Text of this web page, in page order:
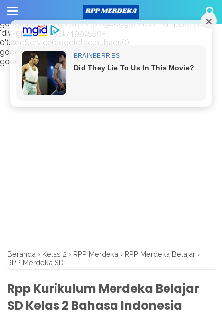
window.googletag = window.googletag || {cmd: []};
googletag.cmd.push(function() {
googletag.defineSlot('/23209888932/rppmer', [336, 280],
'div-gpt-ad-1733174991559-
0').addService(googletag.pubads());
googletag.pubads().enableSingleRequest();
googletag.enableServices(); });
Beranda › Kelas 2 › RPP Merdeka › RPP Merdeka Belajar ›
RPP Merdeka SD
Rpp Kurikulum Merdeka Belajar
SD Kelas 2 Bahasa Indonesia